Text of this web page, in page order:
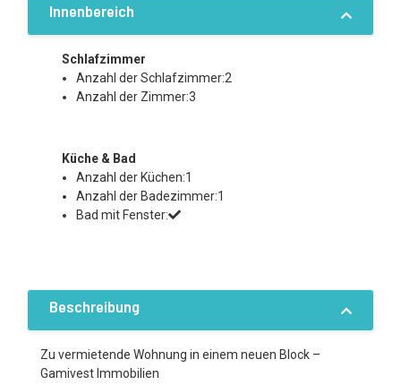
Innenbereich
Schlafzimmer
Anzahl der Schlafzimmer:2
Anzahl der Zimmer:3
Küche & Bad
Anzahl der Küchen:1
Anzahl der Badezimmer:1
Bad mit Fenster:
Beschreibung
Zu vermietende Wohnung in einem neuen Block –
Gamivest Immobilien